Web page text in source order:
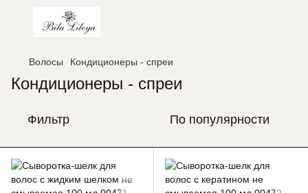
Волосы Кондиционеры - спреи
Кондиционеры - спреи
Фильтр По популярности